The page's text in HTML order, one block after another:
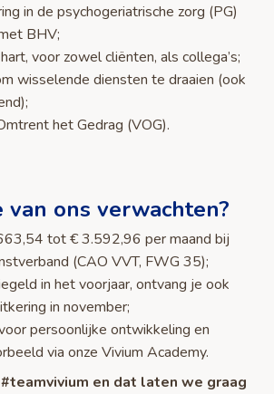
in de psychogeriatrische zorg (PG)
BHV;
voor zowel cliënten, als collega’s;
wisselende diensten te draaien (ook
het Gedrag (VOG).
van ons verwachten?
tot € 3.592,96 per maand bij
(CAO VVT, FWG 35);
in het voorjaar, ontvang je ook
in november;
persoonlijke ontwikkeling en
via onze Vivium Academy.
en dat laten we graag